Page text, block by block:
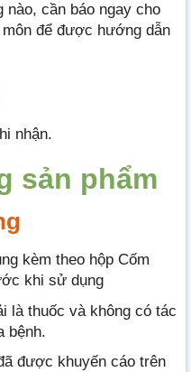
cần báo ngay cho
để được hướng dẫn
nhận.
sản phẩm
kèm theo hộp Cốm
khi sử dụng
là thuốc và không có tác
bệnh.
được khuyến cáo trên